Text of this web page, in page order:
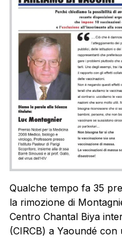
Qualche tempo fa 35
la rimozione di
Centro Chantal Biya
(CIRCB) a Yaoundé